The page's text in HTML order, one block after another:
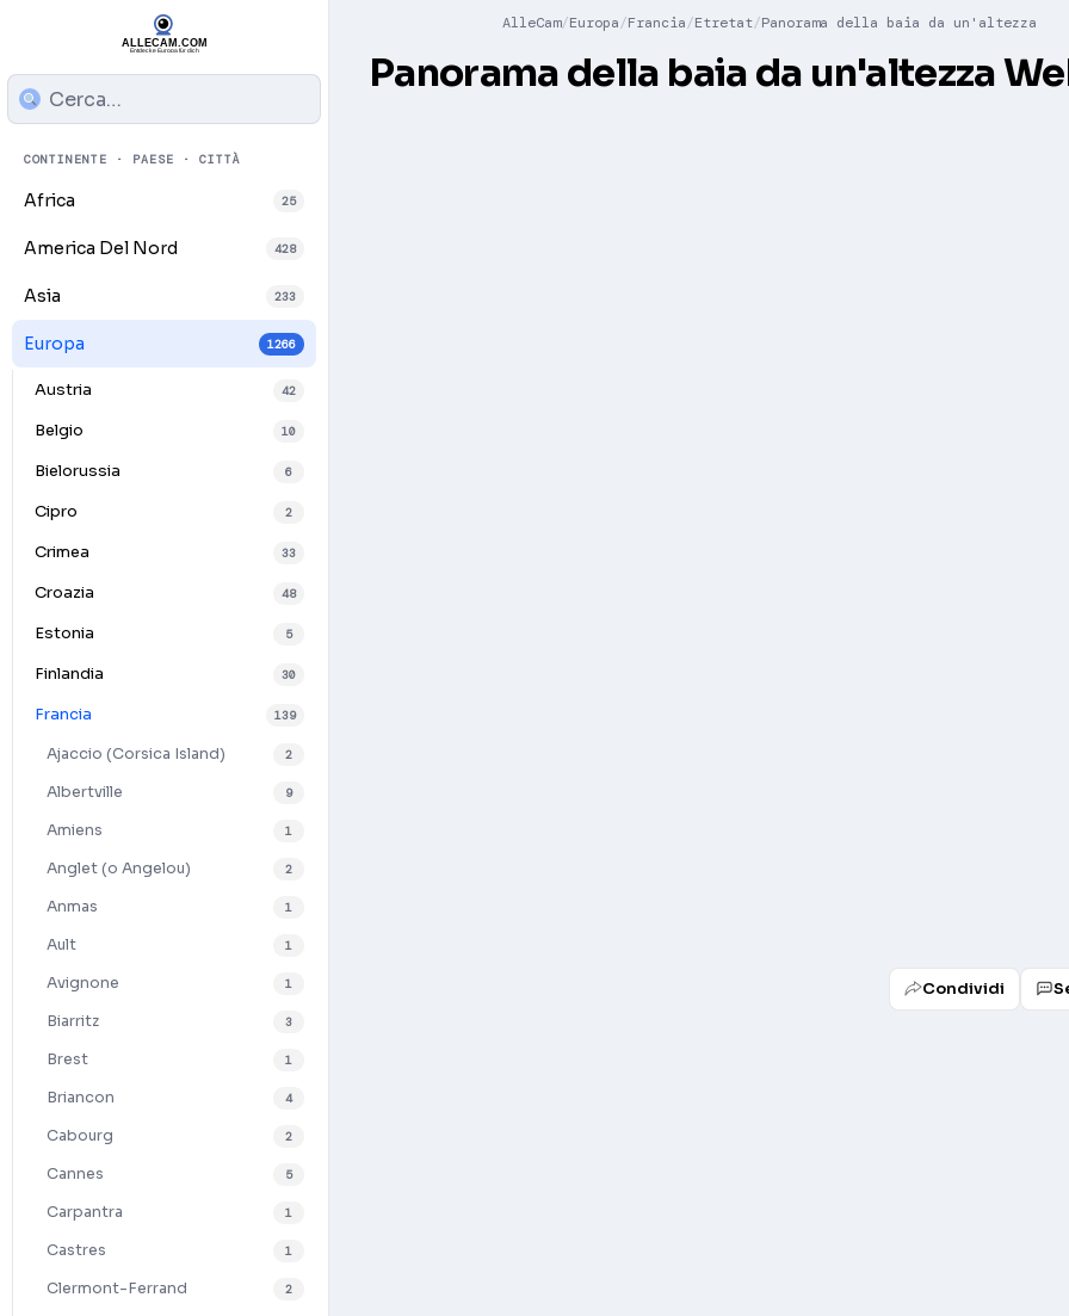
CONTINENTE · PAESE · CITTÀ
Africa 25
America Del Nord 428
Asia 233
Europa 1266
Austria 42
Belgio 10
Bielorussia 6
Cipro 2
Crimea 33
Croazia 48
Estonia 5
Finlandia 30
Francia 139
Ajaccio (Corsica Island) 2
Albertville 9
Amiens 1
Anglet (o Angelou) 2
Anmas 1
Ault 1
Avignone 1
Biarritz 3
Brest 1
Briancon 4
Cabourg 2
Cannes 5
Carpantra 1
Castres 1
Clermont-Ferrand 2
AlleCam Europa Francia Etretat Panorama della baia da un'altezza
Panorama della baia da un'altezza
Condividi